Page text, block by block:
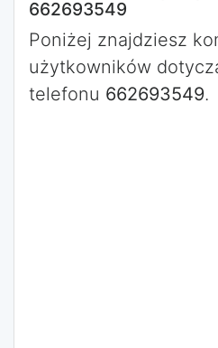
662693549
Poniżej znajdziesz
użytkowników
telefonu 662693549.